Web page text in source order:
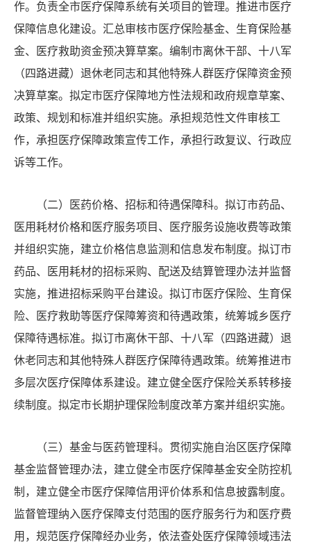
作。负责全市医疗保障系统有关项目的管理。推进市医疗
保障信息化建设。汇总审核市医疗保险基金、生育保险基
金、医疗救助资金预决算草案。编制市离休干部、十八军
（四路进藏）退休老同志和其他特殊人群医疗保障资金预
决算草案。拟定市医疗保障地方性法规和政府规章草案、
政策、规划和标准并组织实施。承担规范性文件审核工
作，承担医疗保障政策宣传工作，承担行政复议、行政应
诉等工作。
（二）医药价格、招标和待遇保障科。拟订市药品、
医用耗材价格和医疗服务项目、医疗服务设施收费等政策
并组织实施，建立价格信息监测和信息发布制度。拟订市
药品、医用耗材的招标采购、配送及结算管理办法并监督
实施，推进招标采购平台建设。拟订市医疗保险、生育保
险、医疗救助等医疗保障筹资和待遇政策，统筹城乡医疗
保障待遇标准。拟订市离休干部、十八军（四路进藏）退
休老同志和其他特殊人群医疗保障待遇政策。统筹推进市
多层次医疗保障体系建设。建立健全医疗保险关系转移接
续制度。拟定市长期护理保险制度改革方案并组织实施。
（三）基金与医药管理科。贯彻实施自治区医疗保障
基金监督管理办法，建立健全市医疗保障基金安全防控机
制，建立健全市医疗保障信用评价体系和信息披露制度。
监督管理纳入医疗保障支付范围的医疗服务行为和医疗费
用，规范医疗保障经办业务，依法查处医疗保障领域违法